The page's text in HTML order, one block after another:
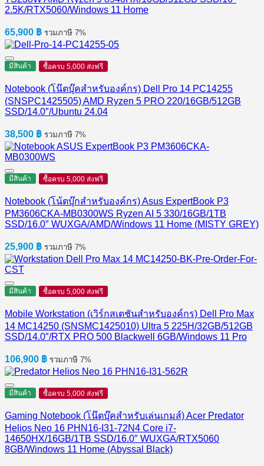
2.5K/RTX5060/Windows 11 Home
65,900 ฿ รวมภาษี 7%
มีสินค้า ซื้อครบ 5,000 ส่งฟรี
Notebook (โน๊ตบุ๊คสำหรับองค์กร) Dell Pro 14 PC14255
(SNSPC1425505) AMD Ryzen 5 PRO 220/16GB/512GB
SSD/14.0″/Ubuntu 24.04
38,500 ฿ รวมภาษี 7%
มีสินค้า ซื้อครบ 5,000 ส่งฟรี
Notebook (โน้ตบุ๊กสำหรับองค์กร) Asus ExpertBook P3
PM3606CKA-MB0300WS Ryzen AI 5 330/16GB/1TB
SSD/16.0″ WUXGA/AMD/Windows 11 Home (MISTY GREY)
25,900 ฿ รวมภาษี 7%
มีสินค้า ซื้อครบ 5,000 ส่งฟรี
Mobile Workstation (เวิร์กสเตชันสำหรับองค์กร) Dell Pro Max
14 MC14250 (SNSMC1425010) Ultra 5 225H/32GB/512GB
SSD/14.0″/RTX PRO 500 Blackwell 6GB/Windows 11 Pro
106,900 ฿ รวมภาษี 7%
มีสินค้า ซื้อครบ 5,000 ส่งฟรี
Gaming Notebook (โน๊ตบุ๊คสำหรับเล่นเกมส์) Acer Predator
Helios Neo 16 PHN16-I31-72N4 Core i7-
14650HX/16GB/1TB SSD/16.0″ WUXGA/RTX5060
8GB/Windows 11 Home (Abyssal Black)